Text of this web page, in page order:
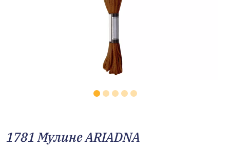
1781 Мулине АRIADNA